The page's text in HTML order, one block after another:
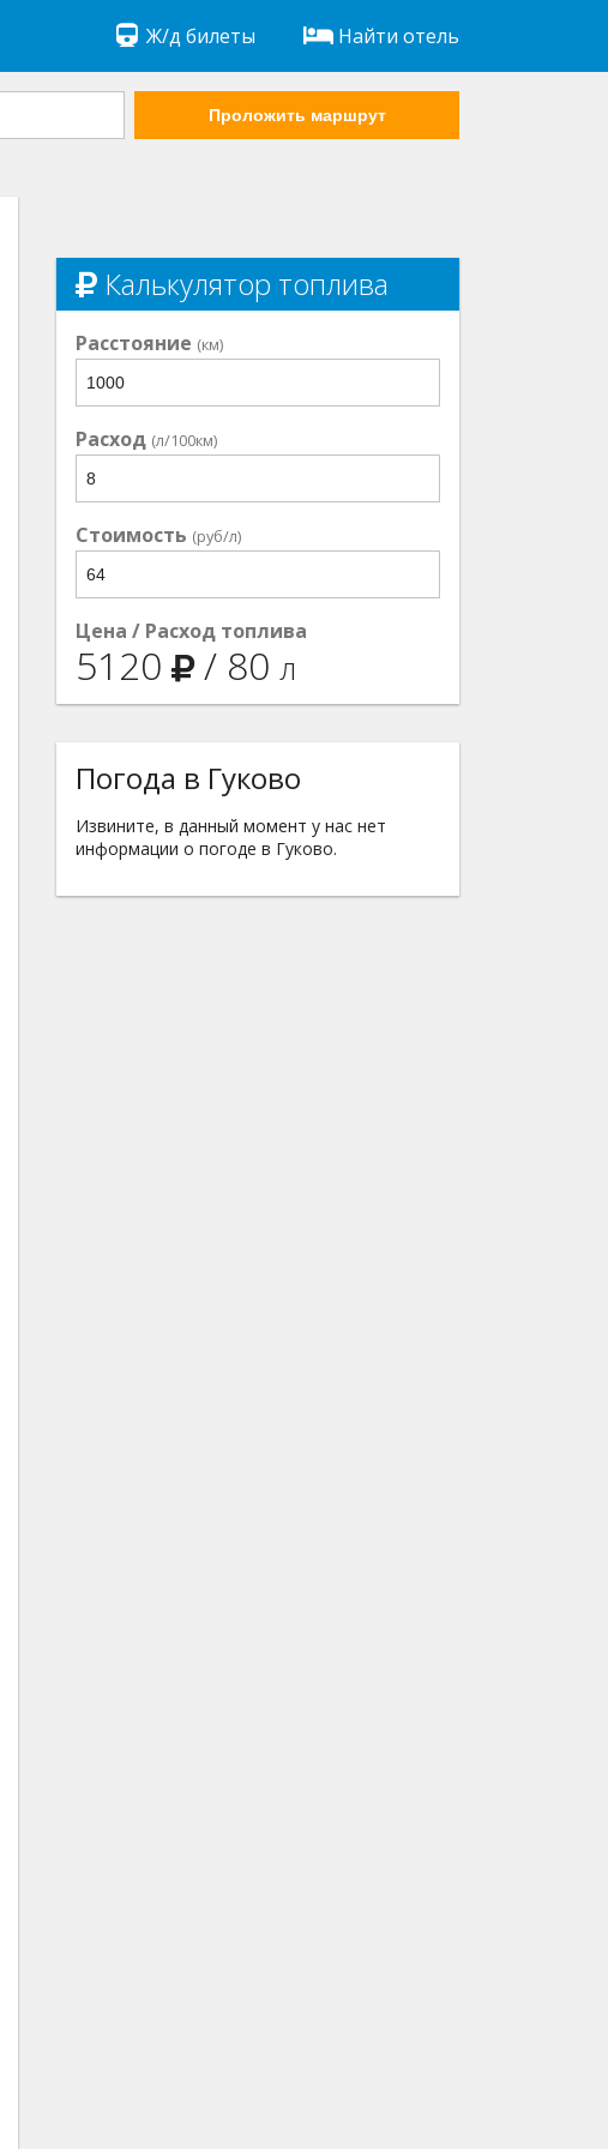
Ж/д билеты Найти отель
Проложить маршрут
Калькулятор топлива
Расстояние (км)
Расход (л/100км)
Стоимость (руб/л)
Цена / Расход топлива
5120 / 80 л
Погода в Гуково
Извините, в данный момент у нас нет
информации о погоде в Гуково.